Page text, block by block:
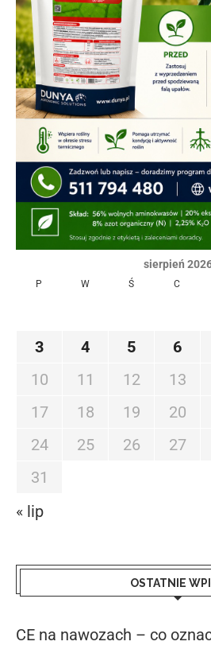
sierpień
P W Ś C
3
4 5 6
10
11 12 13
17
18 19 20
24
25 26 27
31
« lip
OSTATNIE
CE na nawozach – co